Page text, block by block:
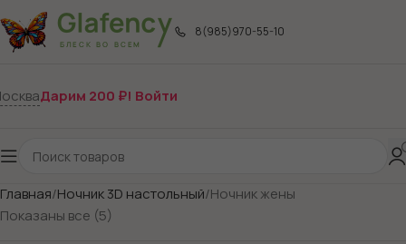
8(985)970-55-10
Дарим 200 ₽! Войти
Главная Ночник 3D настольный Ночник жены
Показаны все (5)